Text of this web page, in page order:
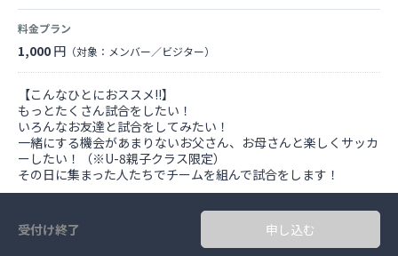
料金プラン
1,000 円 （対象：メンバー／ビジター）
【こんなひとにおススメ‼】
もっとたくさん試合をしたい！
いろんなお友達と試合をしてみたい！
一緒にする機会があまりないお父さん、お母さんと楽しくサッカ
ーしたい！（※U-8親子クラス限定）
その日に集まった人たちでチームを組んで試合をします！
受付け終了 申し込む